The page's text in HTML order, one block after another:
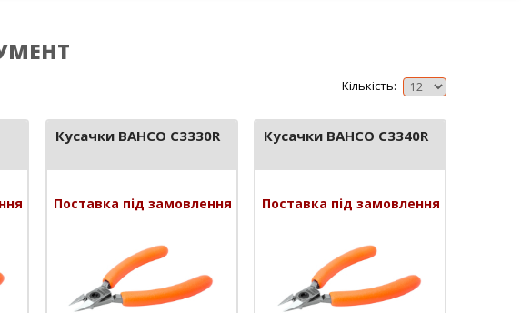
Кількість:
Кусачки BAHCO C3330R
Поставка під замовлення
Кусачки BAHCO C3340R
Поставка під замовлення